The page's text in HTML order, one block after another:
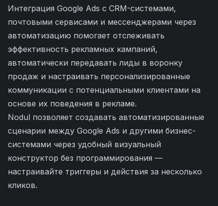
Интеграция Google Ads с CRM-системами,
почтовыми сервисами и мессенджерами через
автоматизацию помогает отслеживать
эффективность рекламных кампаний,
автоматически передавать лиды в воронку
продаж и настраивать персонализированные
коммуникации с потенциальными клиентами на
основе их поведения в рекламе.
Nodul позволяет создавать автоматизированные
сценарии между Google Ads и другими бизнес-
системами через удобный визуальный
конструктор без программирования —
настраивайте триггеры и действия за несколько
кликов.